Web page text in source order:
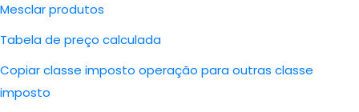
Mesclar produtos
Tabela de preço calculada
Copiar classe imposto operação para outras classe
imposto